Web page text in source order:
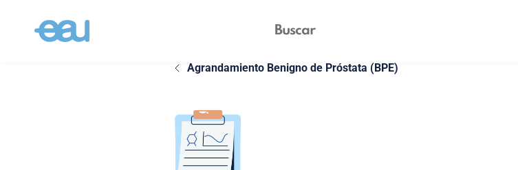
Agrandamiento Benigno de Próstata (BPE)